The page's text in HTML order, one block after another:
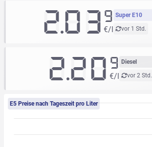
Super E10
vor 1 Std.
2.039
€/l
Diesel
vor 2 Std.
2.20 9
€/l
E5 Preise nach Tageszeit pro Liter